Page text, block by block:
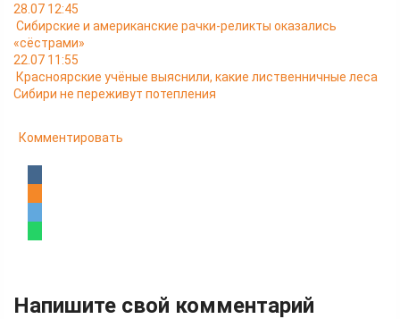
28.07 12:45
Сибирские и американские рачки-реликты оказались
«сёстрами»
22.07 11:55
Красноярские учёные выяснили, какие лиственничные леса
Сибири не переживут потепления
Комментировать
Напишите свой комментарий